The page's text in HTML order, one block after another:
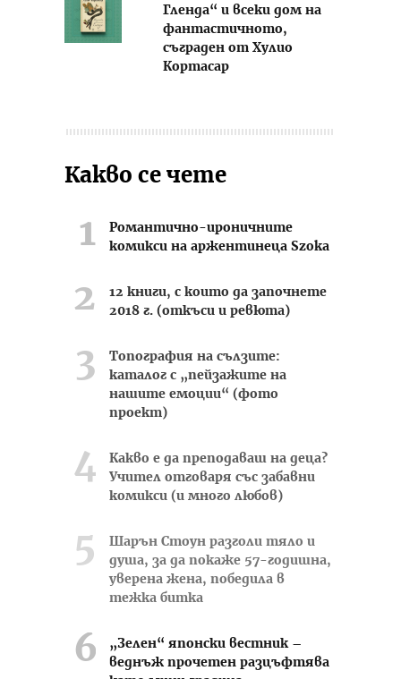
Гленда“ и всеки дом на
фантастичното,
съграден от Хулио
Кортасар
Какво се чете
Романтично-ироничните
комикси на аржентинеца Szoka
12 книги, с които да започнете
2018 г. (откъси и ревюта)
Топография на сълзите:
каталог с „пейзажите на
нашите емоции“ (фото
проект)
Какво е да преподаваш на деца?
Учител отговаря със забавни
комикси (и много любов)
Шарън Стоун разголи тяло и
душа, за да покаже 57-годишна,
уверена жена, победила в
тежка битка
„Зелен“ японски вестник –
веднъж прочетен разцъфтява